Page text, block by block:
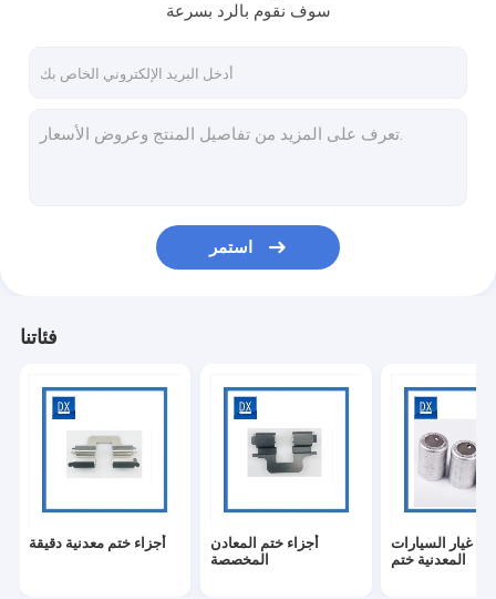
ختم الصفائح المعدنية
التصنيع باستخدام الحاسب الآلي الطبي
كم جلبة معدنية
صواميل و مسامير من التيتانيوم
مسامير التيتانيوم
دودة أجزاء العتاد
سوف نقوم بالرد بسرعة
استمر
فئاتنا
أجزاء ختم معدنية دقيقة
أجزاء ختم المعادن
المخصصة
غيار السيارات
المعدنية ختم